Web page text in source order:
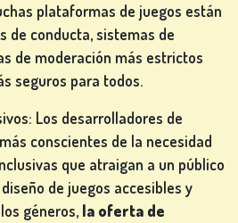
plataformas de juegos están
de conducta, sistemas de
de moderación más estrictos
seguros para todos.
Los desarrolladores de
conscientes de la necesidad
que atraigan a un público
de juegos accesibles y
géneros, la oferta de